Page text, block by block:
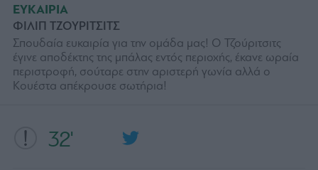
32'
ΕΥΚΑΙΡΙΑ
ΦΙΛΙΠ ΤΖΟΥΡΙΤΣΙΤΣ
Σπουδαία ευκαιρία για την ομάδα μας! Ο Τζούριτσιτς
έγινε αποδέκτης της μπάλας εντός περιοχής, έκανε ωραία
περιστροφή, σούταρε στην αριστερή γωνία αλλά ο
Κουέστα απέκρουσε σωτήρια!